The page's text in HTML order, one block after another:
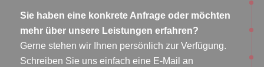
Sie haben eine konkrete Anfrage oder möchten
mehr über unsere Leistungen erfahren?
Gerne stehen wir Ihnen persönlich zur Verfügung.
Schreiben Sie uns einfach eine E-Mail an